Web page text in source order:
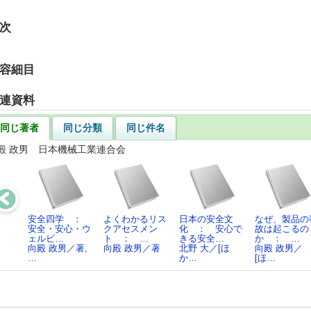
細目
資料
同じ著者 同じ分類
同じ件名
政男 日本機械工業連合会
安全四学 ：
安全・安心・ウ
ェルビ…
向殿 政男／著,
…
よくわかるリス
クアセスメン
ト ： …
向殿 政男／著
日本の安全文
化 ： 安心で
きる安全…
北野 大／[ほ
か…
なぜ、製品の
故は起こるの
か ： …
向殿 政男／
[ほ…